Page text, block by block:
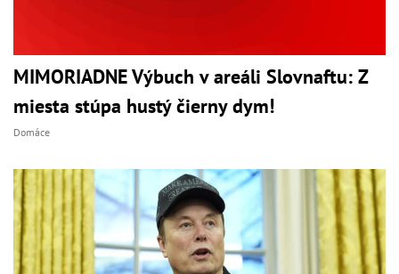
MIMORIADNE Výbuch v areáli Slovnaftu: Z
miesta stúpa hustý čierny dym!
Domáce